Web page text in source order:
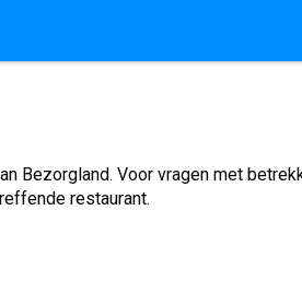
Bezorgland. Voor vragen met
restaurant.